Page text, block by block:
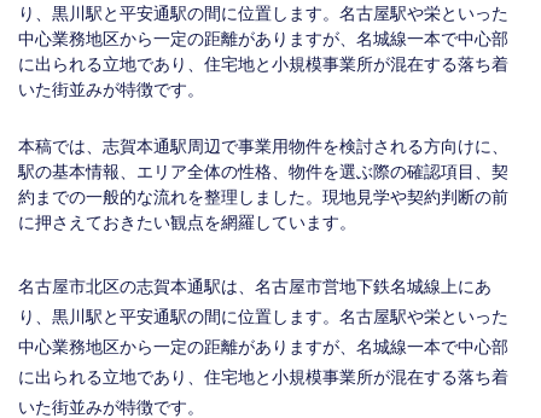
り、黒川駅と平安通駅の間に位置します。名古屋駅や栄といった
中心業務地区から一定の距離がありますが、名城線一本で中心部
に出られる立地であり、住宅地と小規模事業所が混在する落ち着
いた街並みが特徴です。
本稿では、志賀本通駅周辺で事業用物件を検討される方向けに、
駅の基本情報、エリア全体の性格、物件を選ぶ際の確認項目、契
約までの一般的な流れを整理しました。現地見学や契約判断の前
に押さえておきたい観点を網羅しています。
名古屋市北区の志賀本通駅は、名古屋市営地下鉄名城線上にあ
り、黒川駅と平安通駅の間に位置します。名古屋駅や栄といった
中心業務地区から一定の距離がありますが、名城線一本で中心部
に出られる立地であり、住宅地と小規模事業所が混在する落ち着
いた街並みが特徴です。